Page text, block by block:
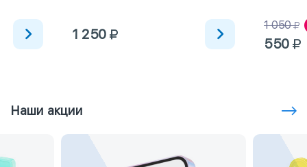
1 250
1 050
550
Наши акции